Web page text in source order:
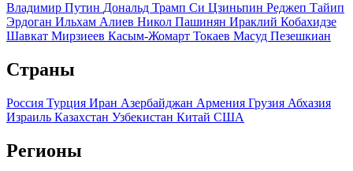
Владимир Путин Дональд Трамп Си Цзиньпин Реджеп Тайип
Эрдоган Ильхам Алиев Никол Пашинян Ираклий Кобахидзе
Шавкат Мирзиеев Касым-Жомарт Токаев Масуд Пезешкиан
Страны
Россия Турция Иран Азербайджан Армения Грузия Абхазия
Израиль Казахстан Узбекистан Китай США
Регионы